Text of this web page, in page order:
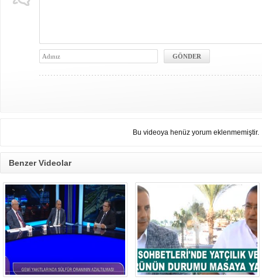
Bu videoya henüz yorum eklenmemiştir.
Benzer Videolar